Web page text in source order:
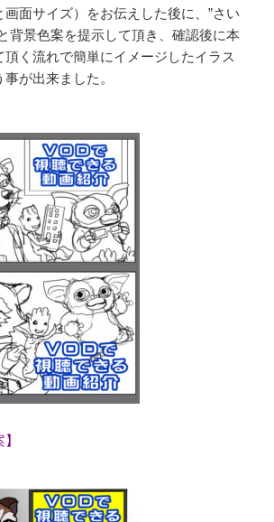
画面サイズ）をお伝えした後に、”さい
背景色案を提示して頂き、確認後に本
く流れで簡単にイメージしたイラス
が出来ました。